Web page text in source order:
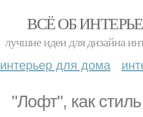
ВСЁ ОБ
лучшие идеи для дизайна
интерьер для дома
"Лофт", как